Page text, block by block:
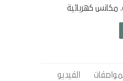
مكانس كهربائية
الفيديو